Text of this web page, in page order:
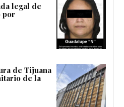
legal de
por
de Tijuana
de la